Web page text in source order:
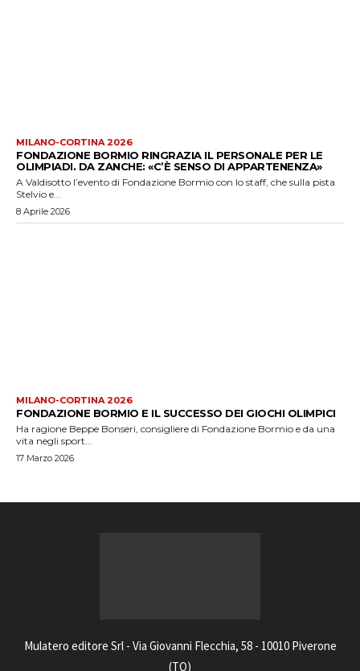
MILANO-CORTINA 2026
FONDAZIONE BORMIO RINGRAZIA IL PERSONALE PER LE
OLIMPIADI. DA ZANCHE: «C’È SENSO DI APPARTENENZA»
A Valdisotto l’evento di Fondazione Bormio con lo staff, che sulla pista
Stelvio e...
8 Aprile 2026
MILANO-CORTINA 2026
FONDAZIONE BORMIO E IL SUCCESSO DEI GIOCHI OLIMPICI
Ha ragione Beppe Bonseri, consigliere di Fondazione Bormio e da una
vita negli sport...
17 Marzo 2026
Mulatero editore Srl - Via Giovanni Flecchia, 58 - 10010 Piverone
(TO)